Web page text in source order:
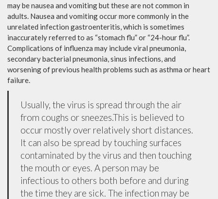
may be nausea and vomiting but these are not common in
adults. Nausea and vomiting occur more commonly in the
unrelated infection gastroenteritis, which is sometimes
inaccurately referred to as “stomach flu” or “24-hour flu”.
Complications of influenza may include viral pneumonia,
secondary bacterial pneumonia, sinus infections, and
worsening of previous health problems such as asthma or heart
failure.
Usually, the virus is spread through the air
from coughs or sneezes.This is believed to
occur mostly over relatively short distances.
It can also be spread by touching surfaces
contaminated by the virus and then touching
the mouth or eyes. A person may be
infectious to others both before and during
the time they are sick. The infection may be